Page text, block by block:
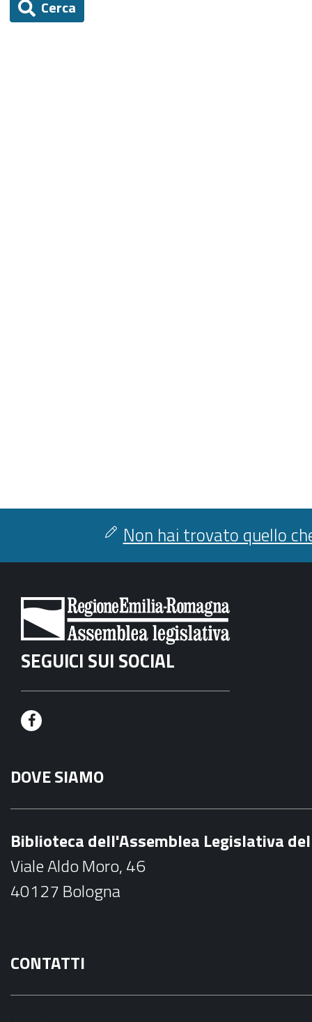
Non hai trovato quello
SEGUICI SUI SOCIAL
F
c
e
k
DOVE SIAMO
Biblioteca dell'Assemblea Legislativa
Viale Aldo Moro, 46
40127 Bologna
CONTATTI